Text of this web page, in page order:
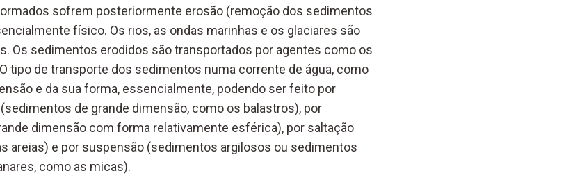
sofrem posteriormente erosão (remoção dos sedimentos
físico. Os rios, as ondas marinhas e os glaciares são
Os sedimentos erodidos são transportados por agentes como os
tipo de transporte dos sedimentos numa corrente de água, como
e da sua forma, essencialmente, podendo ser feito por
de grande dimensão, como os balastros), por
dimensão com forma relativamente esférica), por saltação
areias) e por suspensão (sedimentos argilosos ou sedimentos
como as micas).